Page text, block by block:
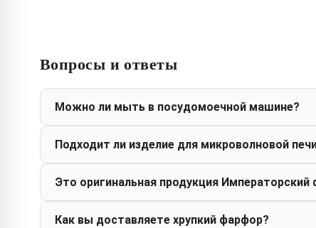
Вопросы и ответы
Можно ли мыть в посудомоечной машине?
Подходит ли изделие для микроволновой
Это оригинальная продукция
Как вы доставляете хрупкий фарфор?